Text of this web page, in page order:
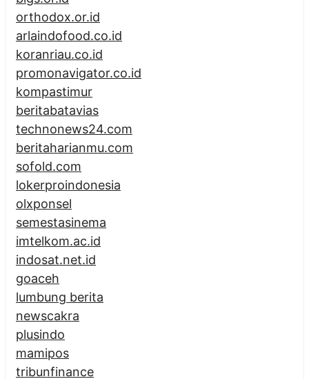
orthodox.or.id
arlaindofood.co.id
koranriau.co.id
promonavigator.co.id
kompastimur
beritabatavias
technonews24.com
beritaharianmu.com
sofold.com
lokerproindonesia
olxponsel
semestasinema
imtelkom.ac.id
indosat.net.id
goaceh
lumbung berita
newscakra
plusindo
mamipos
tribunfinance